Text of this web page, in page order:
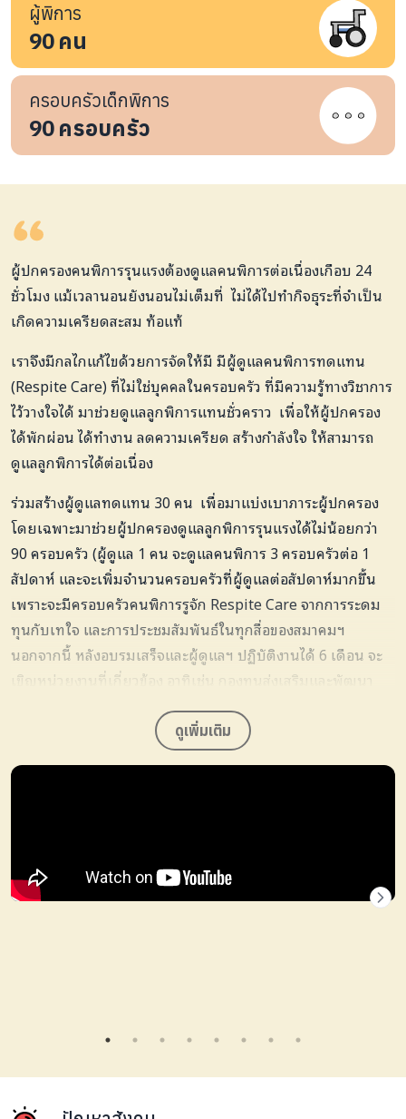
ผู้พิการ
90คน
ครอบครัวเด็กพิการ
90ครอบครัว
ผู้ปกครองคนพิการรุนแรงต้องดูแลคนพิการต่อเนื่องเกือบ 24
ชั่วโมง แม้เวลานอนยังนอนไม่เต็มที่ ไม่ได้ไปทํากิจธุระที่จําเป็น
เกิดความเครียดสะสม ท้อแท้
เราจึงมีกลไกแก้ไขด้วยการจัดให้มี มีผู้ดูแลคนพิการทดแทน
(Respite Care) ที่ไม่ใช่บุคคลในครอบครัว ที่มีความรู้ทางวิชาการ
ไว้วางใจได้ มาช่วยดูแลลูกพิการแทนชั่วคราว เพื่อให้ผู้ปกครอง
ได้พักผ่อน ได้ทํางาน ลดความเครียด สร้างกําลังใจ ให้สามารถ
ดูแลลูกพิการได้ต่อเนื่อง
ร่วมสร้างผู้ดูแลทดแทน 30 คน เพื่อมาแบ่งเบาภาระผู้ปกครอง
โดยเฉพาะมาช่วยผู้ปกครองดูแลลูกพิการรุนแรงได้ไม่น้อยกว่า
90 ครอบครัว (ผู้ดูแล 1 คน จะดูแลคนพิการ 3 ครอบครัวต่อ 1
สัปดาห์ และจะเพิ่มจำนวนครอบครัวที่ผู้ดูแลต่อสัปดาห์มากขึ้น
เพราะจะมีครอบครัวคนพิการรูจัก Respite Care จากการระดม
ทุนกับเทใจ และการประชมสัมพันธ์ในทุกสื่อของสมาคมฯ
นอกจากนี้ หลังอบรมเสร็จและผู้ดูแลฯ ปฏิบัติงานได้ 6 เดือน จะ
เขิญหน่วยงานที่เกี่ยวข้อง อาทิเช่น กองทุนส่งเสริมและพัฒนา
คุณภาพชีวิตคนพิการ สถาบันศิรินธรเพื่อการฟื้นฟูสมรรถภาพ
ทางการแห่งชาติ มหาวิทยาลัยรังสิต มีร่วมเวทีเปลี่ยนความคิด
เห็นถอดบทเรียนเรื่องผู้ดูแลคนพิการทดแทนชั่วคราว Respite
Care เพื่อพลักดันต่อโดยหวังว่าจะได้เป็นสวัสดิการครอบครัวคน
คิดคำนวณค่าใช้จ่ายจัดอบรมเฉลี่ยคนละ 8,300 บาท โดยมี
ดูเพิ่มเติม